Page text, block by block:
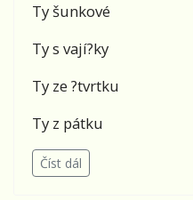
Ty šunkové
Ty s vají?ky
Ty ze ?tvrtku
Ty z pátku
Číst dál